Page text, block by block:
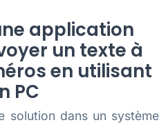
application
un texte à
en utilisant
PC
solution dans un système